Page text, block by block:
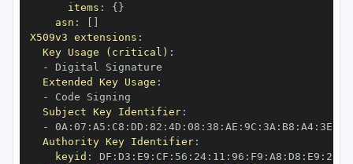
items : { }
asn :
X509v3 extensions :
Key Usage (critical) :
-
Extended Key Usage :
-
Subject Key Identifier:
-
0A : 07 : A5 : C8 : DD : 82 : 4D : 08 : 38 : AE : 9C : 3A : B8 : A4: 3E
Authority Key Identifier:
keyid : DF : D3 : E9 : CF : 56 : 24: 11 : 96 : F9 : A8 : D8 : E9 : 28